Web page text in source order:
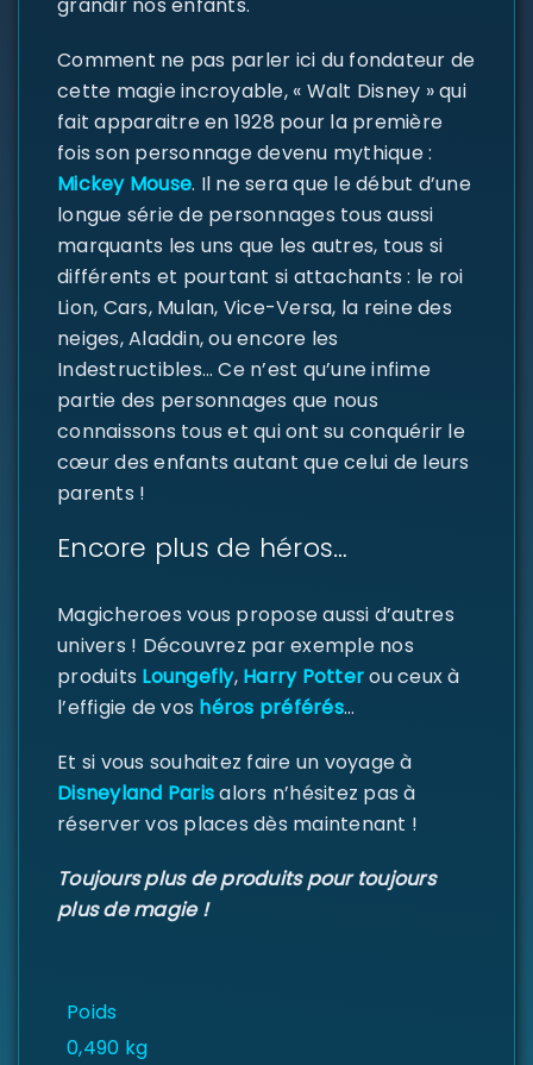
CONNECTER
ou e-mail*
de passe*
DE PASSE PERDU ?
Comment ne pas parler ici du fondateur de
cette magie incroyable, « Walt Disney » qui
fait apparaitre en 1928 pour la première
fois son personnage devenu mythique :
Mickey Mouse. Il ne sera que le début d’une
longue série de personnages tous aussi
marquants les uns que les autres, tous si
différents et pourtant si attachants : le roi
Lion, Cars, Mulan, Vice-Versa, la reine des
neiges, Aladdin, ou encore les
Indestructibles… Ce n’est qu’une infime
partie des personnages que nous
connaissons tous et qui ont su conquérir le
cœur des enfants autant que celui de leurs
parents !
Encore plus de héros…
Magicheroes vous propose aussi d’autres
univers ! Découvrez par exemple nos
produits Loungefly,Harry Potterou ceux à
l’effigie de vos héros préférés…
Et si vous souhaitez faire un voyage à
Disneyland Parisalors n’hésitez pas à
réserver vos places dès maintenant !
Toujours plus de produits pour toujours
plus de magie !
Poids
0,490 kg